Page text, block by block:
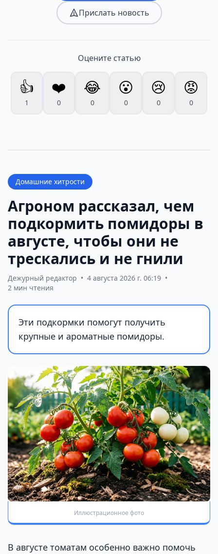
Прислать новость
Оцените статью
👍
1
❤️
0
😂
0
😮
0
😢
0
😡
0
Домашние хитрости
Агроном рассказал, чем
подкормить помидоры в
августе, чтобы они не
трескались и не гнили
Дежурный редактор • 4 августа 2026 г. 06:19 •
2 мин чтения
Эти подкормки помогут получить
крупные и ароматные помидоры.
Иллюстрационное фото
В августе томатам особенно важно помочь